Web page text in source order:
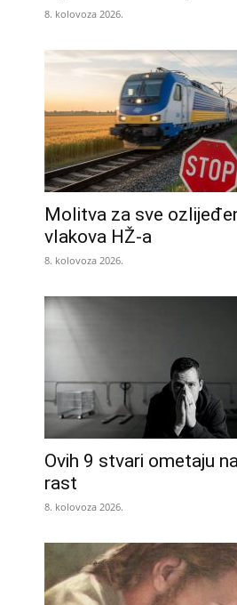
8. kolovoza 2026.
Molitva za sve
vlakova HŽ-a
8. kolovoza 2026.
Ovih 9 stvari ometaju
rast
8. kolovoza 2026.